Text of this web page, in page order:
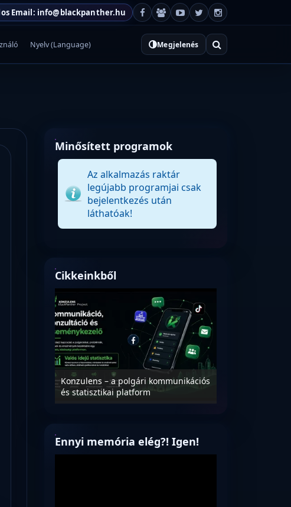
Email: info@blackpanther.hu
Nyelv (Language) Megjelenés
Minősített programok
Az alkalmazás raktár
legújabb programjai csak
bejelentkezés után
láthatóak!
Cikkeinkből
a
Konzulens – a polgári kommunikációs
és statisztikai platform
Ennyi memória elég?! Igen!